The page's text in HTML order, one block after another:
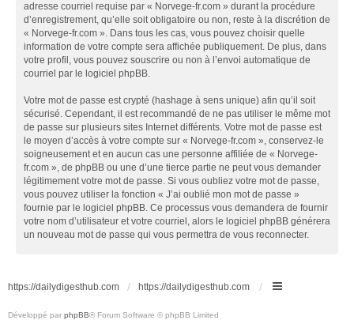
adresse courriel requise par « Norvege-fr.com » durant la procédure
d’enregistrement, qu’elle soit obligatoire ou non, reste à la discrétion de
« Norvege-fr.com ». Dans tous les cas, vous pouvez choisir quelle
information de votre compte sera affichée publiquement. De plus, dans
votre profil, vous pouvez souscrire ou non à l’envoi automatique de
courriel par le logiciel phpBB.
Votre mot de passe est crypté (hashage à sens unique) afin qu’il soit
sécurisé. Cependant, il est recommandé de ne pas utiliser le même mot
de passe sur plusieurs sites Internet différents. Votre mot de passe est
le moyen d’accès à votre compte sur « Norvege-fr.com », conservez-le
soigneusement et en aucun cas une personne affiliée de « Norvege-
fr.com », de phpBB ou une d’une tierce partie ne peut vous demander
légitimement votre mot de passe. Si vous oubliez votre mot de passe,
vous pouvez utiliser la fonction « J’ai oublié mon mot de passe »
fournie par le logiciel phpBB. Ce processus vous demandera de fournir
votre nom d’utilisateur et votre courriel, alors le logiciel phpBB générera
un nouveau mot de passe qui vous permettra de vous reconnecter.
https://dailydigesthub.com https://dailydigesthub.com
Développé par phpBB® Forum Software © phpBB Limited